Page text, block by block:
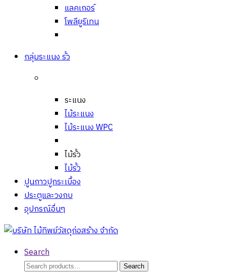
แลคเกอร์
โพลียูริเทน
กลุ่มระแนง รั้ว
ระแนง
ไม้ระแนง
ไม้ระแนง WPC
ไม้รั้ว
ไม้รั้ว
ปูนกาวปูกระเบื้อง
ประตูและวงกบ
อุปกรณ์อื่นๆ
Search
Search
Search